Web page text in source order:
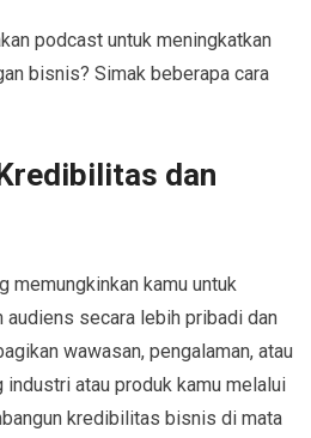
podcast untuk meningkatkan
bisnis? Simak beberapa cara
dan
memungkinkan kamu untuk
audiens secara lebih pribadi dan
wawasan, pengalaman, atau
atau produk kamu melalui
kredibilitas bisnis di mata